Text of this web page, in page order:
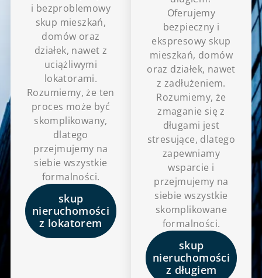
i bezproblemowy
skup mieszkań,
domów oraz
działek, nawet z
uciążliwymi
lokatorami.
Rozumiemy, że ten
proces może być
skomplikowany,
dlatego
przejmujemy na
siebie wszystkie
formalności.
skup
nieruchomości
z lokatorem
Oferujemy
bezpieczny i
ekspresowy skup
mieszkań, domów
oraz działek, nawet
z zadłużeniem.
Rozumiemy, że
zmaganie się z
długami jest
stresujące, dlatego
zapewniamy
wsparcie i
przejmujemy na
siebie wszystkie
skomplikowane
formalności.
skup
nieruchomości
z długiem